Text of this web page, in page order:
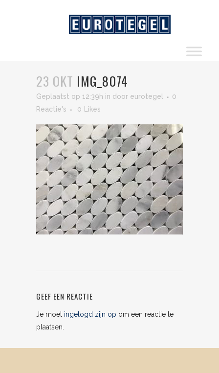
23 OKT IMG_8074
Geplaatst op 12:39h in door eurotegel
0
Reactie's
0 Likes
GEEF EEN REACTIE
Je moet ingelogd zijn op om een reactie te
plaatsen.